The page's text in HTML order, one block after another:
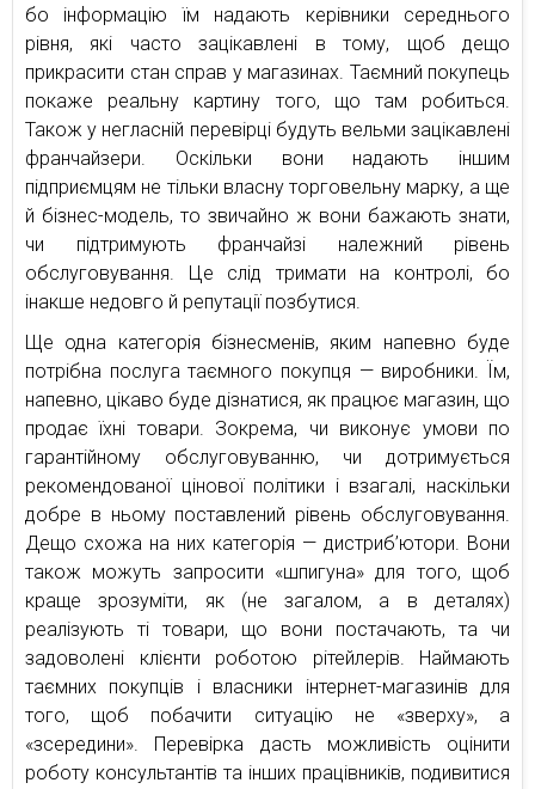
бо інформацію їм надають керівники середнього
рівня, які часто зацікавлені в тому, щоб дещо
прикрасити стан справ у магазинах. Таємний покупець
покаже реальну картину того, що там робиться.
Також у негласній перевірці будуть вельми зацікавлені
франчайзери. Оскільки вони надають іншим
підприємцям не тільки власну торговельну марку, а ще
й бізнес-модель, то звичайно ж вони бажають знати,
чи підтримують франчайзі належний рівень
обслуговування. Це слід тримати на контролі, бо
інакше недовго й репутації позбутися.
Ще одна категорія бізнесменів, яким напевно буде
потрібна послуга таємного покупця — виробники. Їм,
напевно, цікаво буде дізнатися, як працює магазин, що
продає їхні товари. Зокрема, чи виконує умови по
гарантійному обслуговуванню, чи дотримується
рекомендованої цінової політики і взагалі, наскільки
добре в ньому поставлений рівень обслуговування.
Дещо схожа на них категорія — дистриб’ютори. Вони
також можуть запросити «шпигуна» для того, щоб
краще зрозуміти, як (не загалом, а в деталях)
реалізують ті товари, що вони постачають, та чи
задоволені клієнти роботою рітейлерів. Наймають
таємних покупців і власники інтернет-магазинів для
того, щоб побачити ситуацію не «зверху», а
«зсередини». Перевірка дасть можливість оцінити
роботу консультантів та інших працівників, подивитися